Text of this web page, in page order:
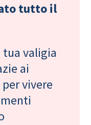
tutto il
valigia
ai
vivere